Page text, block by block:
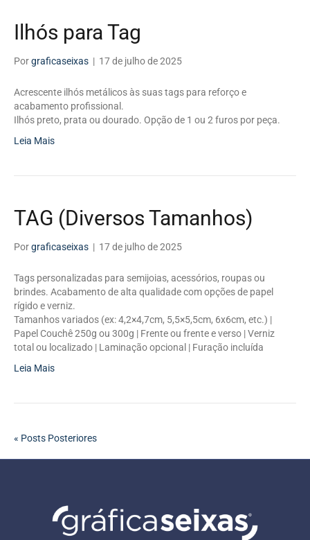
Ilhós para Tag
Porgraficaseixas | 17 de julho de 2025
Acrescente ilhós metálicos às suas tags para reforço e
acabamento profissional.
Ilhós preto, prata ou dourado. Opção de 1 ou 2 furos por peça.
Leia Mais
TAG (Diversos Tamanhos)
Porgraficaseixas | 17 de julho de 2025
Tags personalizadas para semijoias, acessórios, roupas ou
brindes. Acabamento de alta qualidade com opções de papel
rígido e verniz.
Tamanhos variados (ex: 4,2×4,7cm, 5,5×5,5cm, 6x6cm, etc.) |
Papel Couchê 250g ou 300g | Frente ou frente e verso | Verniz
total ou localizado | Laminação opcional | Furação incluída
Leia Mais
« Posts Posteriores